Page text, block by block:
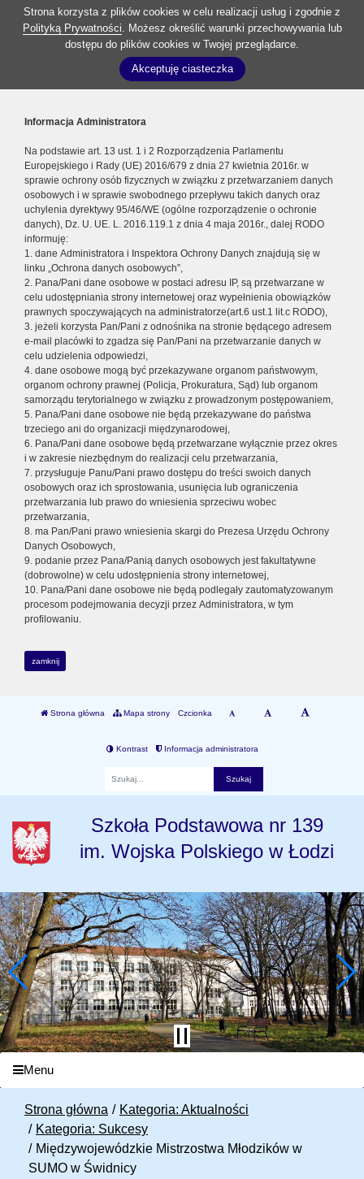
Strona korzysta z plików cookies w celu realizacji usług i zgodnie z
Polityką Prywatności. Możesz określić warunki przechowywania lub
dostępu do plików cookies w Twojej przeglądarce.
Akceptuję ciasteczka
Informacja Administratora
Na podstawie art. 13 ust. 1 i 2 Rozporządzenia Parlamentu
Europejskiego i Rady (UE) 2016/679 z dnia 27 kwietnia 2016r. w
sprawie ochrony osób fizycznych w związku z przetwarzaniem danych
osobowych i w sprawie swobodnego przepływu takich danych oraz
uchylenia dyrektywy 95/46/WE (ogólne rozporządzenie o ochronie
danych), Dz. U. UE. L. 2016.119.1 z dnia 4 maja 2016r., dalej RODO
informuję:
1. dane Administratora i Inspektora Ochrony Danych znajdują się w
linku „Ochrona danych osobowych”,
2. Pana/Pani dane osobowe w postaci adresu IP, są przetwarzane w
celu udostępniania strony internetowej oraz wypełnienia obowiązków
prawnych spoczywających na administratorze(art.6 ust.1 lit.c RODO),
3. jeżeli korzysta Pan/Pani z odnośnika na stronie będącego adresem
e-mail placówki to zgadza się Pan/Pani na przetwarzanie danych w
celu udzielenia odpowiedzi,
4. dane osobowe mogą być przekazywane organom państwowym,
organom ochrony prawnej (Policja, Prokuratura, Sąd) lub organom
samorządu terytorialnego w związku z prowadzonym postępowaniem,
5. Pana/Pani dane osobowe nie będą przekazywane do państwa
trzeciego ani do organizacji międzynarodowej,
6. Pana/Pani dane osobowe będą przetwarzane wyłącznie przez okres
i w zakresie niezbędnym do realizacji celu przetwarzania,
7. przysługuje Panu/Pani prawo dostępu do treści swoich danych
osobowych oraz ich sprostowania, usunięcia lub ograniczenia
przetwarzania lub prawo do wniesienia sprzeciwu wobec
przetwarzania,
8. ma Pan/Pani prawo wniesienia skargi do Prezesa Urzędu Ochrony
Danych Osobowych,
9. podanie przez Pana/Panią danych osobowych jest fakultatywne
(dobrowolne) w celu udostępnienia strony internetowej,
10. Pana/Pani dane osobowe nie będą podlegały zautomatyzowanym
procesom podejmowania decyzji przez Administratora, w tym
profilowaniu.
zamknij
Strona główna Mapa strony Czcionka
Kontrast Informacja administratora
Szkoła Podstawowa nr 139
im. Wojska Polskiego w Łodzi
Menu
Strona główna
Kategoria: Aktualności
Kategoria: Sukcesy
Międzywojewódzkie Mistrzostwa Młodzików w
SUMO w Świdnicy